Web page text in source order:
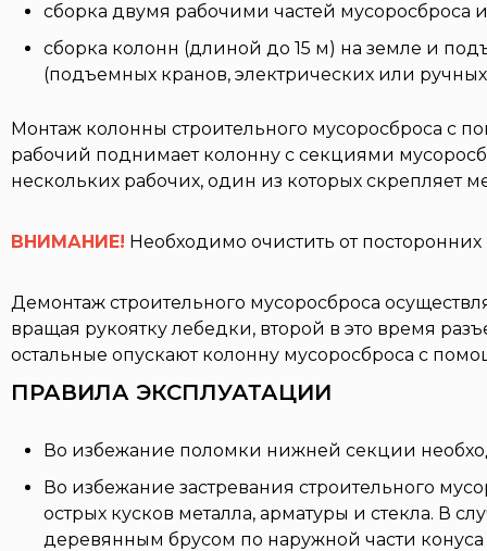
сборка двумя рабочими частей мусоросброса
сборка колонн (длиной до 15 м) на земле и
(подъемных кранов, электрических или
Монтаж колонны строительного мусоросброса с
рабочий поднимает колонну с секциями
нескольких рабочих, один из которых скрепляет
ВНИМАНИЕ! Необходимо очистить от
Демонтаж строительного мусоросброса
вращая рукоятку лебедки, второй в это время
остальные опускают колонну мусоросброса с
ПРАВИЛА ЭКСПЛУАТАЦИИ
Во избежание поломки нижней секции
Во избежание застревания строительного
острых кусков металла, арматуры и стекла. В
деревянным брусом по наружной части конуса